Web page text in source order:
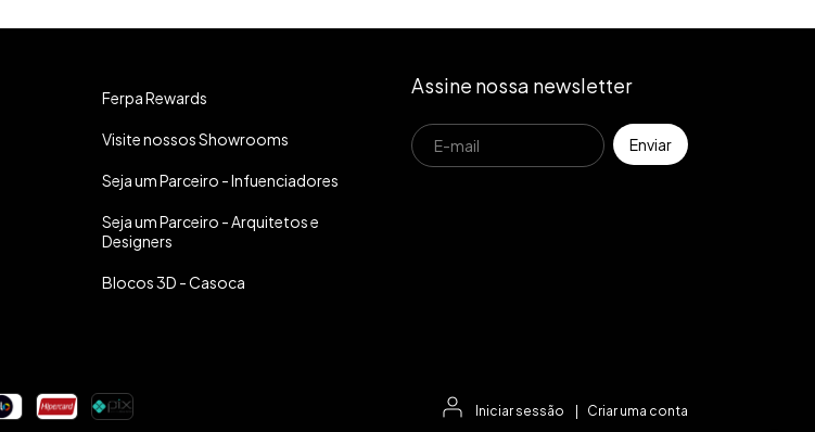
Ferpa Rewards
Visite nossos Showrooms
Seja um Parceiro - Infuenciadores
Seja um Parceiro - Arquitetos e
Designers
Blocos 3D - Casoca
Assine nossa newsletter
Iniciar sessão Criar uma conta